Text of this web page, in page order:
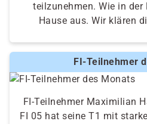
teilzunehmen. Wie in
Hause aus. Wir klären
FI-Teilnehmer
FI-Teilnehmer Maximilian
FI 05 hat seine T1 mit